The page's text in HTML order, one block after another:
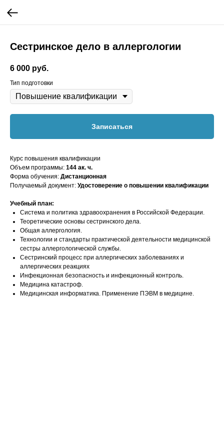
Сестринское дело в аллергологии
6 000 руб.
Тип подготовки
Записаться
Курс повышения квалификации
Объем программы: 144 ак. ч.
Форма обучения: Дистанционная
Получаемый документ: Удостоверение о повышении квалификации
Учебный план:
Система и политика здравоохранения в Российской Федерации.
Теоретические основы сестринского дела.
Общая аллергология.
Технологии и стандарты практической деятельности медицинской
сестры аллергологической службы.
Сестринский процесс при аллергических заболеваниях и
аллергических реакциях
Инфекционная безопасность и инфекционный контроль.
Медицина катастроф.
Медицинская информатика. Применение ПЭВМ в медицине.